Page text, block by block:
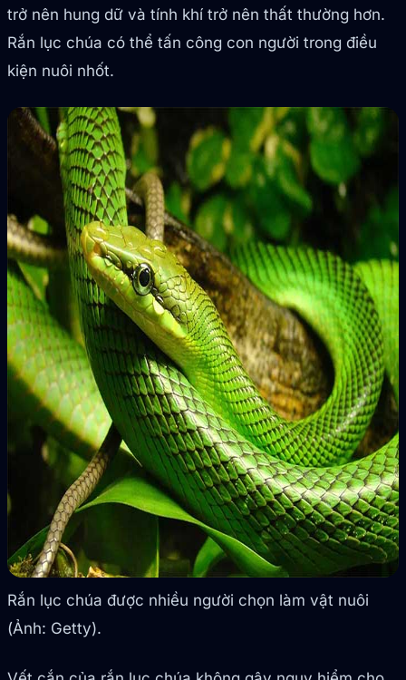
trở nên hung dữ và tính khí trở nên thất thường hơn.
Rắn lục chúa có thể tấn công con người trong điều
kiện nuôi nhốt.
Rắn lục chúa được nhiều người chọn làm vật nuôi
(Ảnh: Getty).